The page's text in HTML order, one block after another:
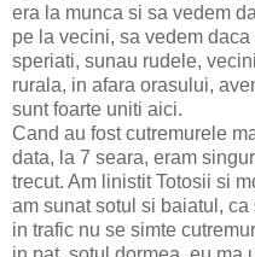
era la munca si sa vedem
pe la vecini, sa vedem
speriati, sunau rudele,
rurala, in afara orasului,
sunt foarte uniti aici.
Cand au fost cutremurele
data, la 7 seara, eram
trecut. Am linistit Totosii si
am sunat sotul si baiatul,
in trafic nu se simte